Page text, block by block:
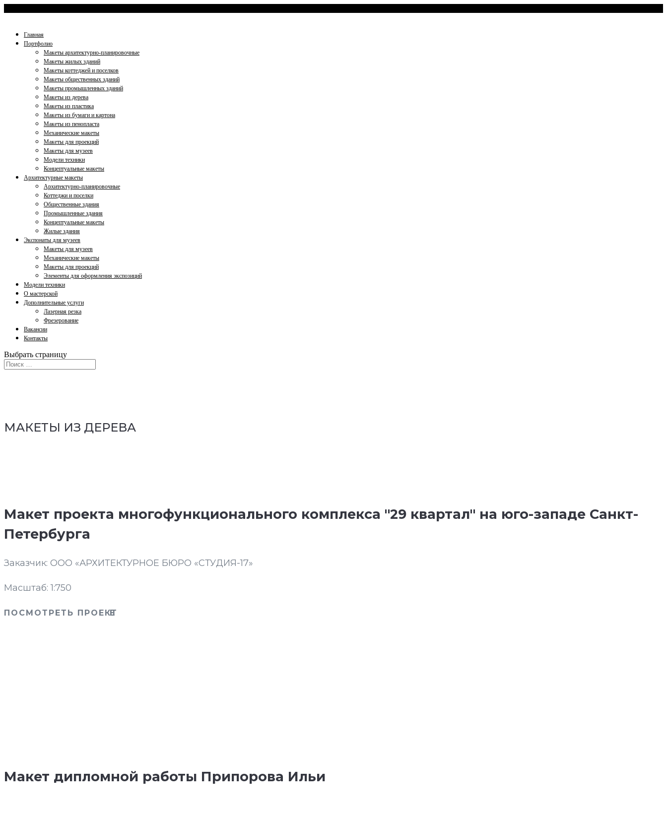
Главная
Портфолио
Макеты архитектурно-планировочные
Макеты жилых зданий
Макеты коттеджей и поселков
Макеты общественных зданий
Макеты промышленных зданий
Макеты из дерева
Макеты из пластика
Макеты из бумаги и картона
Макеты из пенопласта
Механические макеты
Макеты для проекций
Макеты для музеев
Модели техники
Концептуальные макеты
Архитектурные макеты
Архитектурно-планировочные
Коттеджи и поселки
Общественные здания
Промышленные здания
Концептуальные макеты
Жилые здания
Экспонаты для музеев
Макеты для музеев
Механические макеты
Макеты для проекций
Элементы для оформления экспозиций
Модели техники
О мастерской
Дополнительные услуги
Лазерная резка
Фрезерование
Вакансии
Контакты
Выбрать страницу
МАКЕТЫ ИЗ ДЕРЕВА
Макет проекта многофункционального комплекса "29 квартал" на юго-западе Санкт-
Петербурга
Заказчик: ООО «АРХИТЕКТУРНОЕ БЮРО «СТУДИЯ-17»
Масштаб: 1:750
ПОСМОТРЕТЬ ПРОЕКТ
Макет дипломной работы Припорова Ильи